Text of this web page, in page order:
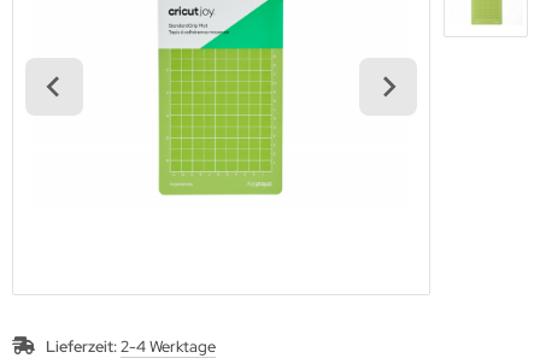
Lieferzeit:2-4 Werktage
Silky
Stein